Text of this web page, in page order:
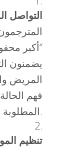
التواصل
“أكبر
يضمنون
المريض
فهم
المطلوبة.
تنظيم